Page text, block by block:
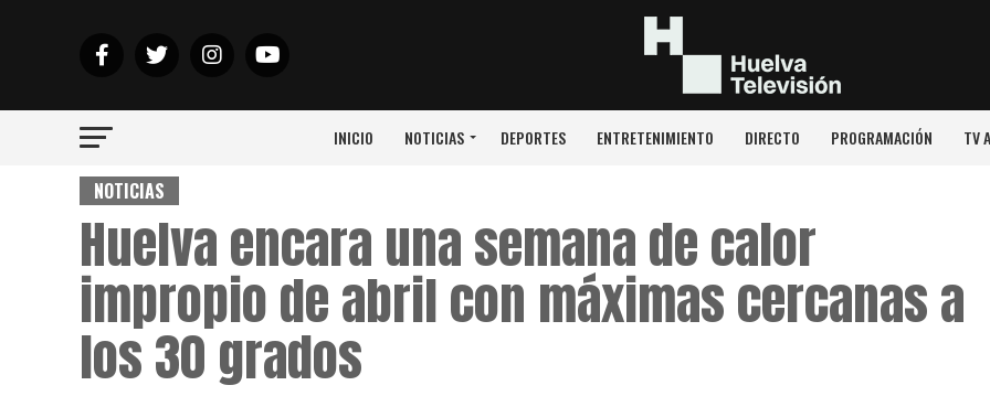
INICIO NOTICIAS DEPORTES ENTRETENIMIENTO DIRECTO PROGRAMACIÓN TV
NOTICIAS
Huelva encara una semana de calor
impropio de abril con máximas cercanas a
los 30 grados